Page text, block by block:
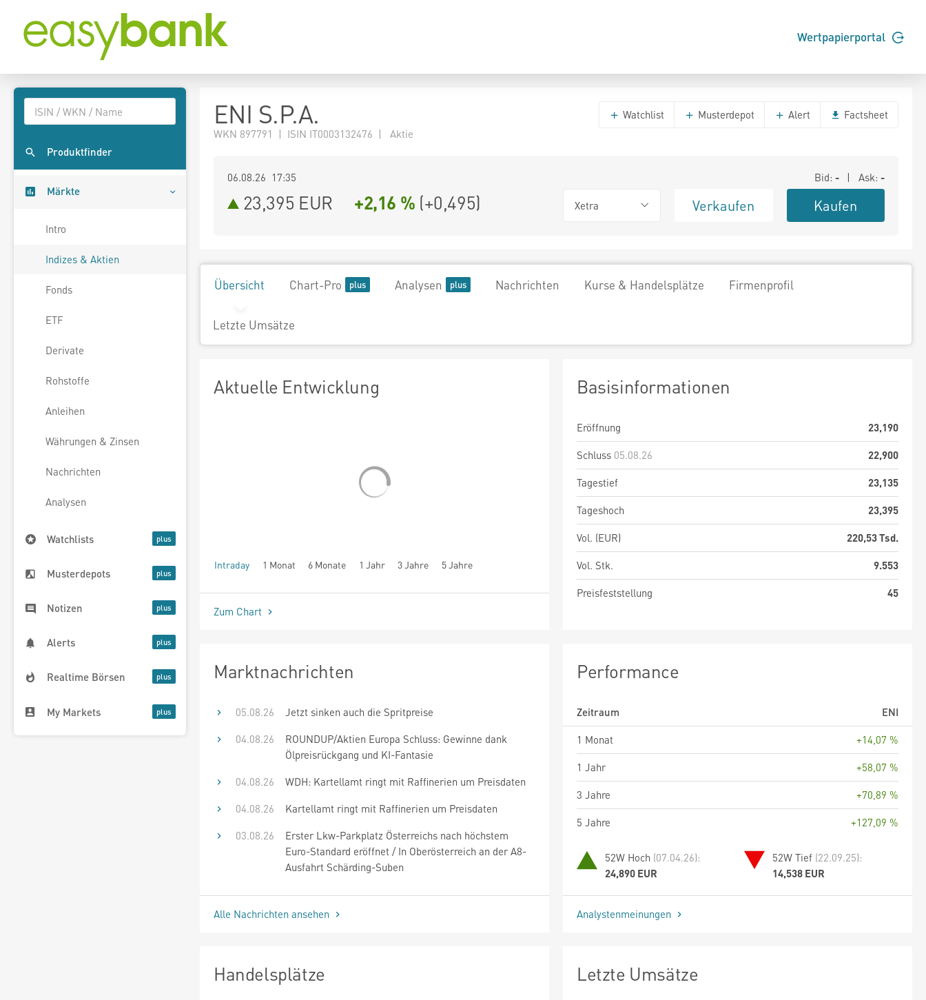
Wertpapierportal
Produktfinder
Märkte
Intro
Indizes & Aktien
Fonds
ETF
Derivate
Rohstoffe
Anleihen
Währungen & Zinsen
Nachrichten
Analysen
Watchlists
Musterdepots
Notizen
Alerts
Realtime Börsen
My Markets
ENI S.P.A.
WKN 897791 | ISIN IT0003132476 | Aktie
Watchlist Musterdepot Alert Factsheet
06.08.26 17:35 Bid: - | Ask: -
23,395 EUR +2,16 % (+0,495) Xetra Verkaufen Kaufen
Übersicht Chart-Pro Analysen Nachrichten Kurse & Handelsplätze Firmenprofil
Letzte Umsätze
Aktuelle Entwicklung
Intraday 1 Monat 6 Monate 1 Jahr 3 Jahre 5 Jahre
seit Beginn
Zum Chart
Basisinformationen
Eröffnung
23,190
Schluss 05.08.26
22,900
Tagestief
23,135
Tageshoch
23,395
Vol. (EUR)
220,53 Tsd.
Vol. Stk.
9.553
Preisfeststellung
45
Marktnachrichten
05.08.26
Jetzt sinken auch die Spritpreise
04.08.26
ROUNDUP/Aktien Europa Schluss: Gewinne dank
Ölpreisrückgang und KI-Fantasie
04.08.26
WDH: Kartellamt ringt mit Raffinerien um Preisdaten
04.08.26
Kartellamt ringt mit Raffinerien um Preisdaten
03.08.26
Erster Lkw-Parkplatz Österreichs nach höchstem
Euro-Standard eröffnet / In Oberösterreich an der A8-
Ausfahrt Schärding-Suben
Alle Nachrichten ansehen
Performance
Zeitraum
ENI
1 Monat
+14,07 %
1 Jahr
+58,07 %
3 Jahre
+70,89 %
5 Jahre
+127,09 %
52W Hoch (07.04.26):
24,890 EUR
52W Tief (22.09.25):
14,538 EUR
Analystenmeinungen
Handelsplätze Letzte Umsätze